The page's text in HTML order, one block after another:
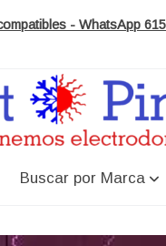
- WhatsApp
Buscar por Marca